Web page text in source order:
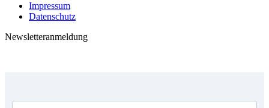
Impressum
Datenschutz
Newsletteranmeldung